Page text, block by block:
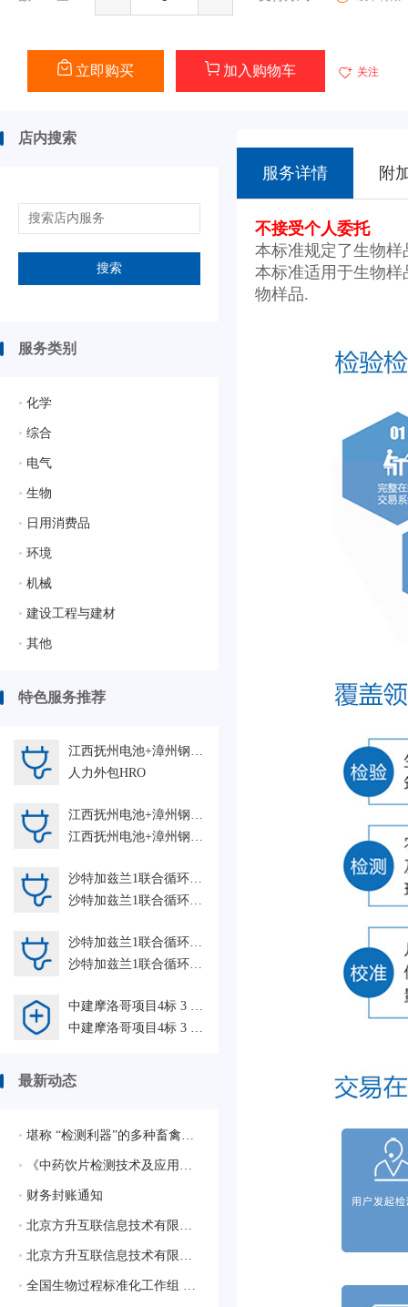
立即购买 加入购物车 关注
店内搜索
搜索
服务类别
• 化学
• 综合
• 电气
• 生物
• 日用消费品
• 环境
• 机械
• 建设工程与建材
• 其他
特色服务推荐
人力外包HRO
最新动态
• 堪称 “检测利器”的多种畜禽疫病相关的质控样品
• 《中药饮片检测技术及应用》蓝皮书生态合作伙伴征集启动会圆满落幕，共绘行业新蓝图
• 财务封账通知
• 北京方升互联信息技术有限公司顺利通过质量管理体系认证
• 北京方升互联信息技术有限公司顺利通过ISO/IEC 27001:2022信息安全管理体系认证
• 全国生物过程标准化工作组 获批成立
服务详情 附
不接受个人委托
本标准规定了生物
本标准适用于生物
物样品.